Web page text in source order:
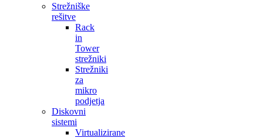
Strežniške
rešitve
Rack
in
Tower
strežniki
Strežniki
za
mikro
podjetja
Diskovni
sistemi
Virtualizirane